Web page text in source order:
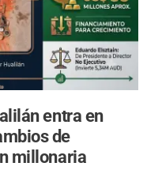
entra en
de
millonaria